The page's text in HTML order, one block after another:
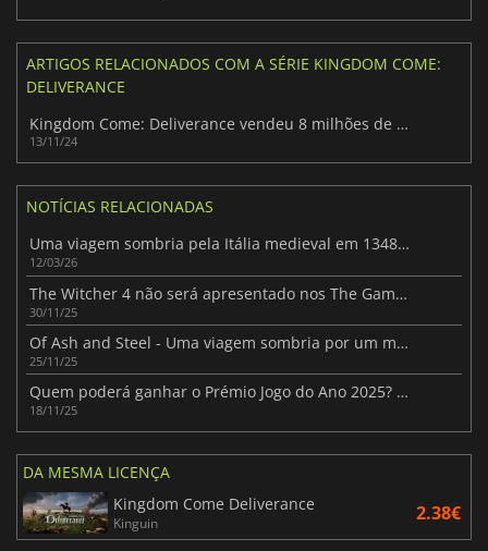
ARTIGOS RELACIONADOS COM A SÉRIE KINGDOM COME:
DELIVERANCE
Kingdom Come: Deliverance vendeu 8 milhões de cópias
13/11/24
NOTÍCIAS RELACIONADAS
Uma viagem sombria pela Itália medieval em 1348: Ex Voto
12/03/26
The Witcher 4 não será apresentado nos The Game Awards 2025, apesar da expetativa dos fãs
30/11/25
Of Ash and Steel - Uma viagem sombria por um mundo em ruínas
25/11/25
Quem poderá ganhar o Prémio Jogo do Ano 2025? Nomeados revelados
18/11/25
DA MESMA LICENÇA
Kingdom Come Deliverance
Kinguin 2.38€